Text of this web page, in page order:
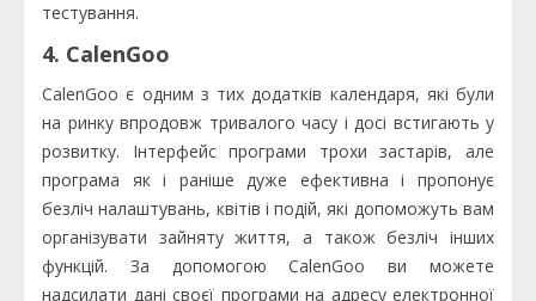
тестування.
4. CalenGoo
CalenGoo є одним з тих додатків календаря, які були
на ринку впродовж тривалого часу і досі встигають у
розвитку. Інтерфейс програми трохи застарів, але
програма як і раніше дуже ефективна і пропонує
безліч налаштувань, квітів і подій, які допоможуть вам
організувати зайняту життя, а також безліч інших
функцій. За допомогою CalenGoo ви можете
надсилати дані своєї програми на адресу електронної